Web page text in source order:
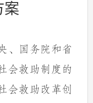
案
、国务院和省
会救助制度的
会救助改革创